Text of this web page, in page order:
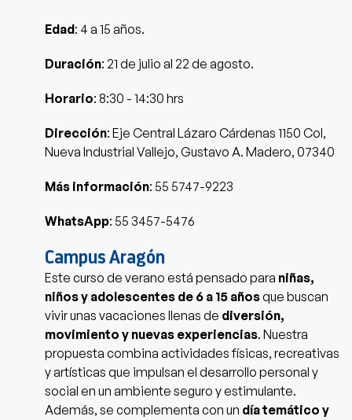
Edad: 4 a 15 años.
Duración: 21 de julio al 22 de agosto.
Horario: 8:30 - 14:30 hrs
Dirección: Eje Central Lázaro Cárdenas 1150 Col,
Nueva Industrial Vallejo, Gustavo A. Madero, 07340
Más información: 55 5747-9223
WhatsApp: 55 3457-5476
Campus Aragón
Este curso de verano está pensado para niñas,
niños y adolescentes de 6 a 15 añosque buscan
vivir unas vacaciones llenas de diversión,
movimiento y nuevas experiencias. Nuestra
propuesta combina actividades físicas, recreativas
y artísticas que impulsan el desarrollo personal y
social en un ambiente seguro y estimulante.
Además, se complementa con un día temático y